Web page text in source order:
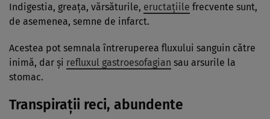
Indigestia, greața, vărsăturile, eructațiile frecvente sunt,
de asemenea, semne de infarct.
Acestea pot semnala întreruperea fluxului sanguin către
inimă, dar și refluxul gastroesofagian sau arsurile la
stomac.
Transpirații reci, abundente